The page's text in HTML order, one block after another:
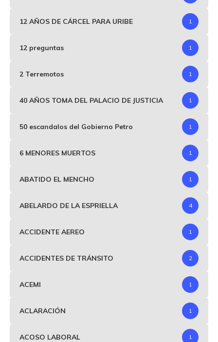
12 AÑOS DE CÁRCEL PARA URIBE 1
12 preguntas 1
2 Terremotos 1
40 AÑOS TOMA DEL PALACIO DE JUSTICIA 1
50 escandalos del Gobierno Petro 1
6 MENORES MUERTOS 1
ABATIDO EL MENCHO 1
ABELARDO DE LA ESPRIELLA 4
ACCIDENTE AEREO 1
ACCIDENTES DE TRÁNSITO 2
ACEMI 1
ACLARACIÓN 1
ACOSO LABORAL 1